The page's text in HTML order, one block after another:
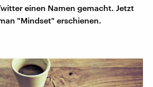
einen Namen gemacht. Jetzt
"Mindset" erschienen.